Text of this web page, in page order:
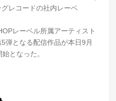
レコードの社内レーベ
レーベル所属アーティスト
弾となる配信作品が本日9月
となった。